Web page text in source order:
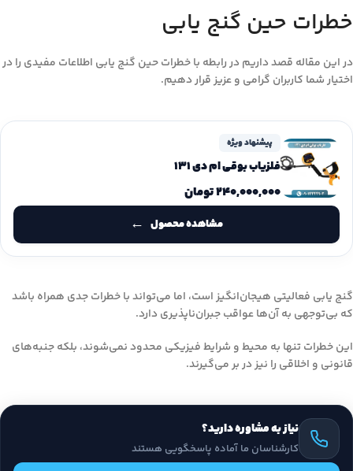
خطرات حین گنج یابی
در این مقاله قصد داریم در رابطه با خطرات حین گنج یابی اطلاعات مفیدی را در
اختیار شما کاربران گرامی و عزیز قرار دهیم.
پیشنهاد ویژه
فلزیاب بوقی ام دی 131
۲۴۰,۰۰۰,۰۰۰تومان
مشاهده محصول
گنج یابی فعالیتی هیجان‌انگیز است، اما می‌تواند با خطرات جدی همراه باشد
که بی‌توجهی به آن‌ها عواقب جبران‌ناپذیری دارد.
این خطرات تنها به محیط و شرایط فیزیکی محدود نمی‌شوند، بلکه جنبه‌های
قانونی و اخلاقی را نیز در بر می‌گیرند.
نیاز به مشاوره دارید؟
کارشناسان ما آماده پاسخگویی هستند